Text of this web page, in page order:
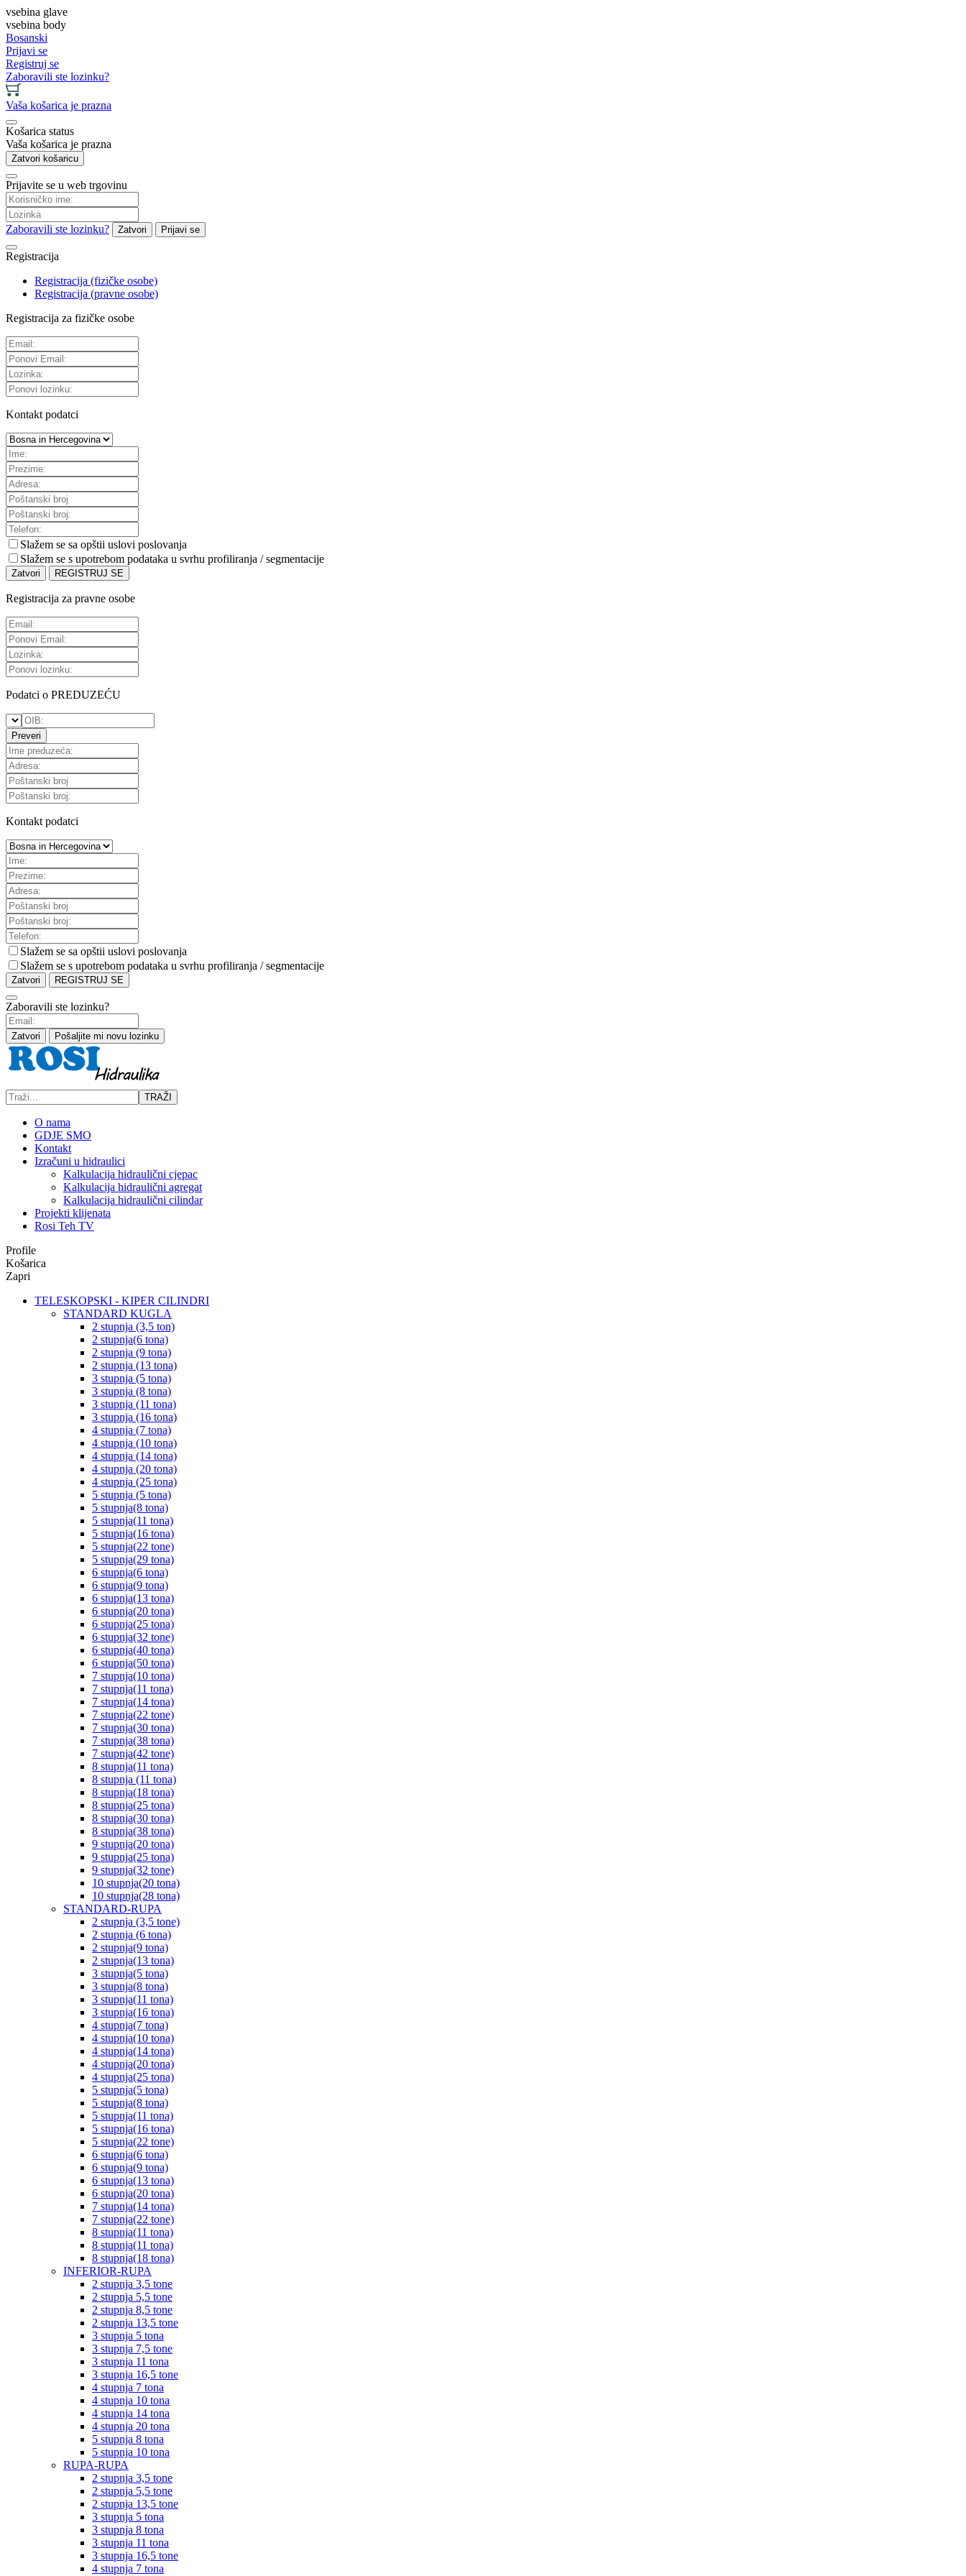
vsebina glave
vsebina body
Bosanski
Prijavi se
Registruj se
Zaboravili ste lozinku?
Vaša košarica je prazna
Košarica status
Vaša košarica je prazna
Zatvori košaricu
Prijavite se u web trgovinu
Zaboravili ste lozinku? Zatvori Prijavi se
Registracija
Registracija (fizičke osobe)
Registracija (pravne osobe)
Registracija za fizičke osobe
Kontakt podatci
Slažem se sa opštii uslovi poslovanja
Slažem se s upotrebom podataka u svrhu profiliranja / segmentacije
Zatvori REGISTRUJ SE
Registracija za pravne osobe
Podatci o PREDUZEĆU
Preveri
Kontakt podatci
Slažem se sa opštii uslovi poslovanja
Slažem se s upotrebom podataka u svrhu profiliranja / segmentacije
Zatvori REGISTRUJ SE
Zaboravili ste lozinku?
Zatvori Pošaljite mi novu lozinku
TRAŽI
O nama
GDJE SMO
Kontakt
Izračuni u hidraulici
Kalkulacija hidraulični cjepac
Kalkulacija hidraulični agregat
Kalkulacija hidraulični cilindar
Projekti klijenata
Rosi Teh TV
Profile
Košarica
Zapri
TELESKOPSKI - KIPER CILINDRI
STANDARD KUGLA
2 stupnja (3,5 ton)
2 stupnja(6 tona)
2 stupnja (9 tona)
2 stupnja (13 tona)
3 stupnja (5 tona)
3 stupnja (8 tona)
3 stupnja (11 tona)
3 stupnja (16 tona)
4 stupnja (7 tona)
4 stupnja (10 tona)
4 stupnja (14 tona)
4 stupnja (20 tona)
4 stupnja (25 tona)
5 stupnja (5 tona)
5 stupnja(8 tona)
5 stupnja(11 tona)
5 stupnja(16 tona)
5 stupnja(22 tone)
5 stupnja(29 tona)
6 stupnja(6 tona)
6 stupnja(9 tona)
6 stupnja(13 tona)
6 stupnja(20 tona)
6 stupnja(25 tona)
6 stupnja(32 tone)
6 stupnja(40 tona)
6 stupnja(50 tona)
7 stupnja(10 tona)
7 stupnja(11 tona)
7 stupnja(14 tona)
7 stupnja(22 tone)
7 stupnja(30 tona)
7 stupnja(38 tona)
7 stupnja(42 tone)
8 stupnja(11 tona)
8 stupnja (11 tona)
8 stupnja(18 tona)
8 stupnja(25 tona)
8 stupnja(30 tona)
8 stupnja(38 tona)
9 stupnja(20 tona)
9 stupnja(25 tona)
9 stupnja(32 tone)
10 stupnja(20 tona)
10 stupnja(28 tona)
STANDARD-RUPA
2 stupnja (3,5 tone)
2 stupnja (6 tona)
2 stupnja(9 tona)
2 stupnja(13 tona)
3 stupnja(5 tona)
3 stupnja(8 tona)
3 stupnja(11 tona)
3 stupnja(16 tona)
4 stupnja(7 tona)
4 stupnja(10 tona)
4 stupnja(14 tona)
4 stupnja(20 tona)
4 stupnja(25 tona)
5 stupnja(5 tona)
5 stupnja(8 tona)
5 stupnja(11 tona)
5 stupnja(16 tona)
5 stupnja(22 tone)
6 stupnja(6 tona)
6 stupnja(9 tona)
6 stupnja(13 tona)
6 stupnja(20 tona)
7 stupnja(14 tona)
7 stupnja(22 tone)
8 stupnja(11 tona)
8 stupnja(11 tona)
8 stupnja(18 tona)
INFERIOR-RUPA
2 stupnja 3,5 tone
2 stupnja 5,5 tone
2 stupnja 8,5 tone
2 stupnja 13,5 tone
3 stupnja 5 tona
3 stupnja 7,5 tone
3 stupnja 11 tona
3 stupnja 16,5 tone
4 stupnja 7 tona
4 stupnja 10 tona
4 stupnja 14 tona
4 stupnja 20 tona
5 stupnja 8 tona
5 stupnja 10 tona
RUPA-RUPA
2 stupnja 3,5 tone
2 stupnja 5,5 tone
2 stupnja 13,5 tone
3 stupnja 5 tona
3 stupnja 8 tona
3 stupnja 11 tona
3 stupnja 16,5 tone
4 stupnja 7 tona